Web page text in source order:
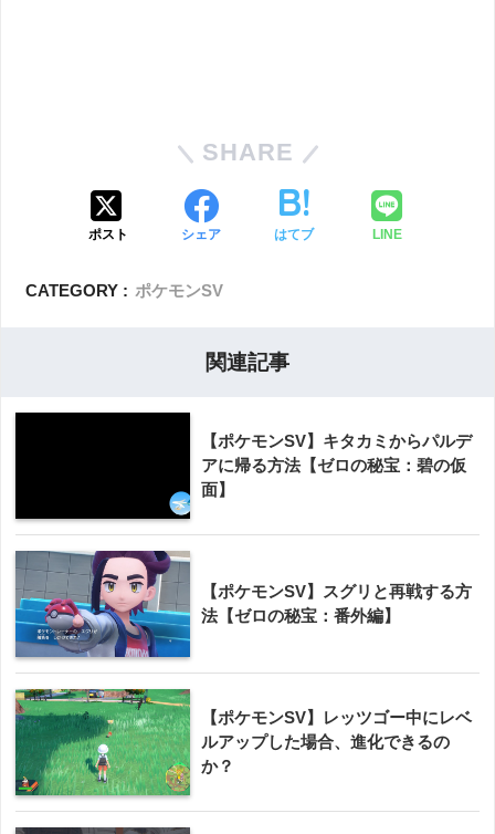
SHARE
ポスト シェア はてブ LINE
CATEGORY : ポケモンSV
関連記事
【ポケモンSV】キタカミからパルデ
アに帰る方法【ゼロの秘宝：碧の仮
面】
【ポケモンSV】スグリと再戦する方
法【ゼロの秘宝：番外編】
【ポケモンSV】レッツゴー中にレベ
ルアップした場合、進化できるの
か？